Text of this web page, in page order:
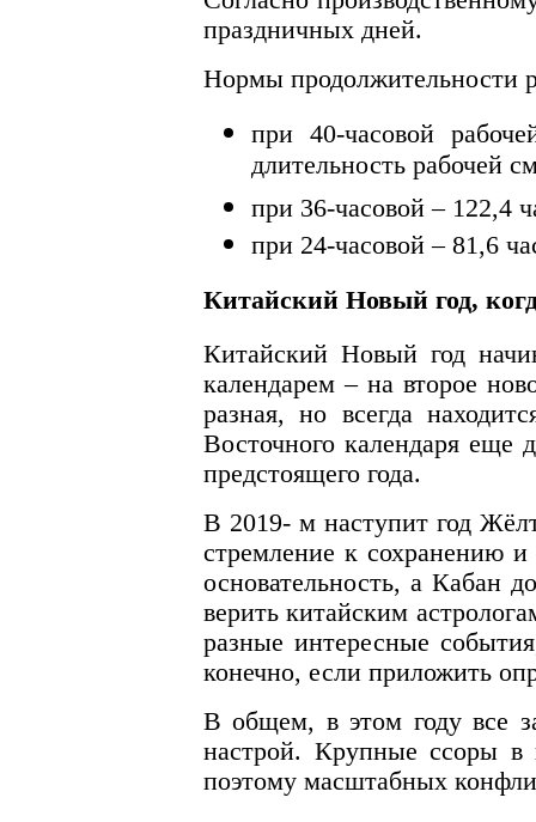
праздничных дней.
Нормы продолжительности
при 40-часовой
длительность рабочей
при 36-часовой – 122,4
при 24-часовой – 81,6
Китайский Новый год,
Китайский Новый год
календарем – на второе
разная, но всегда
Восточного календаря еще
предстоящего года.
В 2019- м наступит год
стремление к сохранению
основательность, а Кабан
верить китайским
разные интересные
конечно, если приложить
В общем, в этом году все
настрой. Крупные ссоры в
поэтому масштабных